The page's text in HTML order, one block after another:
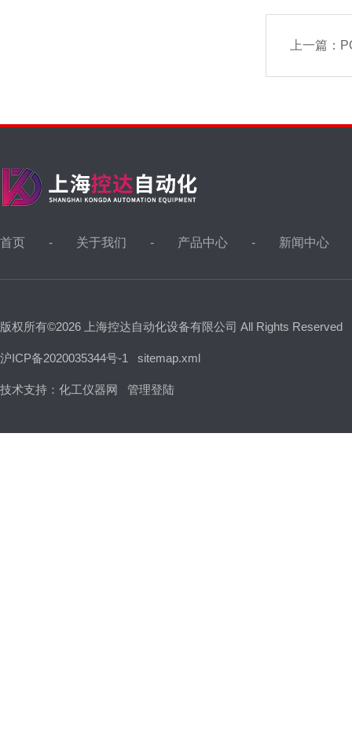
上一篇：
首页 关于我们 产品中心 新闻中心
版权所有©2026 上海控达自动化设备有限公司 All Rights Reserved
沪ICP备2020035344号-1 sitemap.xml
技术支持： 化工仪器网 管理登陆